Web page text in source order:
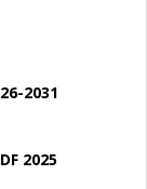
2031
2025